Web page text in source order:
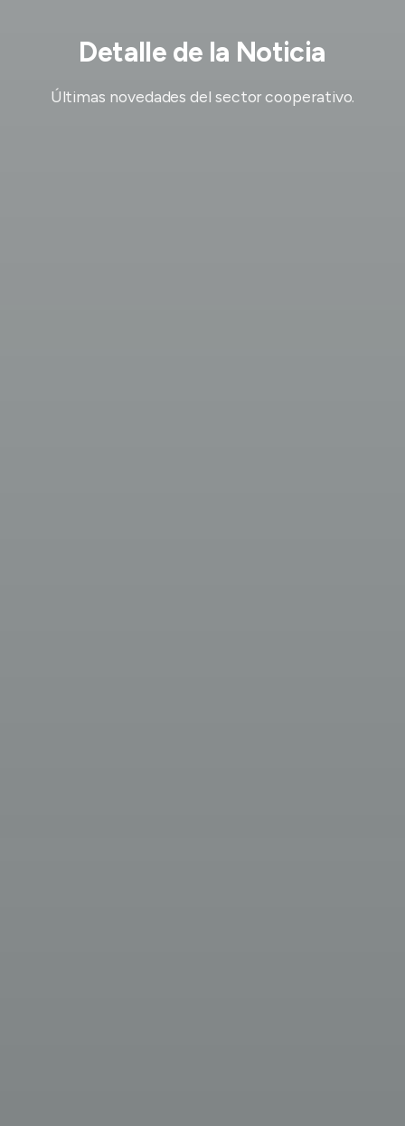
Detalle de la Noticia
Últimas novedades del sector cooperativo.